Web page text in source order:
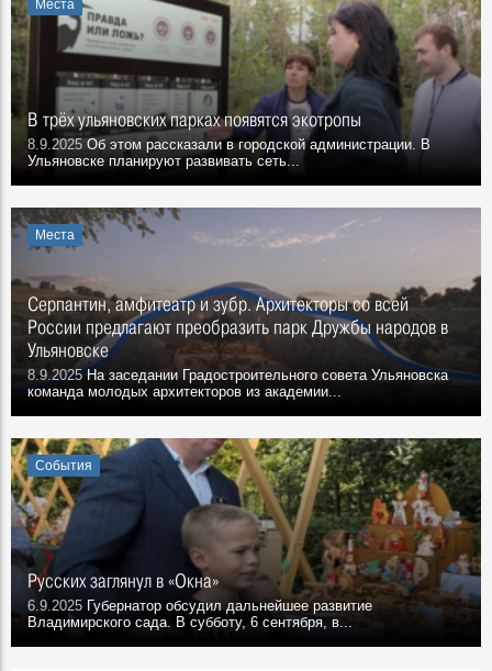
Места
В трёх ульяновских парках появятся экотропы
8.9.2025 Об этом рассказали в городской администрации. В
Ульяновске планируют развивать сеть...
Места
Серпантин, амфитеатр и зубр. Архитекторы со всей
России предлагают преобразить парк Дружбы народов в
Ульяновске
8.9.2025На заседании Градостроительного совета Ульяновска
команда молодых архитекторов из академии...
События
Русских заглянул в «Окна»
6.9.2025 Губернатор обсудил дальнейшее развитие
Владимирского сада. В субботу, 6 сентября, в...